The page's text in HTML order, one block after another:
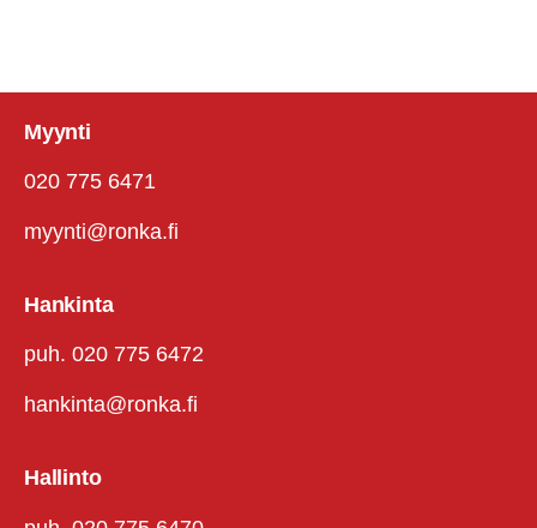
Myynti
020 775 6471
myynti@ronka.fi
Hankinta
puh. 020 775 6472
hankinta@ronka.fi
Hallinto